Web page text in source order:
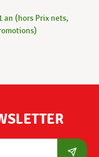
an (hors Prix nets,